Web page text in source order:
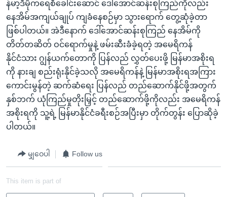
န်မာ့ဒီမိုကရေစီခေါင်းဆောင် ဒေါ်အောင်ဆန်းစုကြည်ကိုလည်း
နေအိမ်အကျယ်ချုပ် ကျခံနေစဉ်မှာ သွားရောက် တွေ့ဆုံခဲ့တာ
ဖြစ်ပါတယ်။ အဲဒီနောက် ဒေါ်အောင်ဆန်းစုကြည် နေအိမ်ကို
တိတ်တဆိတ် ဝင်ရောက်မှုနဲ့ ဖမ်းဆီးခံခဲ့ရတဲ့ အမေရိကန်
နိုင်ငံသား ဂျွန်ယက်တောကို ပြန်လည် လွှတ်ပေးဖို့ မြန်မာအစိုးရ
ကို နားချ စည်းရုံးနိုင်ခဲ့သလို အမေရိကန်နဲ့ မြန်မာအစိုးရအကြား
ကောင်းမွန်တဲ့ ဆက်ဆံရေး ပြန်လည် တည်ဆောက်နိုင်ဖို့အတွက်
နှစ်ဘက် ယုံကြည်မှုတိုးမြှင့် တည်ဆောက်ဖို့ကိုလည်း အမေရိကန်
အစိုးရကို သူ့ရဲ့ မြန်မာနိုင်ငံခရီးစဉ်အပြီးမှာ တိုက်တွန်း ပြောဆိုခဲ့
ပါတယ်။
မျှဝေပါ Follow us
This item is part of